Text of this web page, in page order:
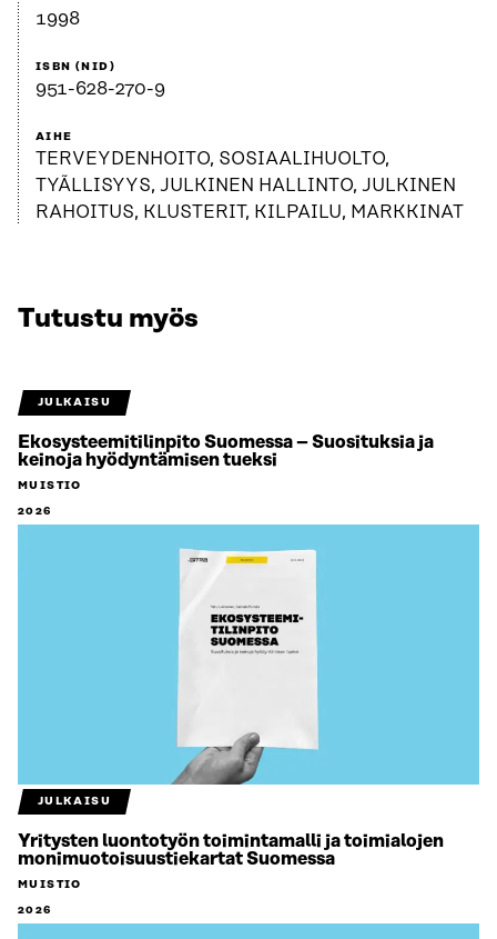
1998
ISBN (NID)
951-628-270-9
AIHE
TERVEYDENHOITO, SOSIAALIHUOLTO,
TYÃLLISYYS, JULKINEN HALLINTO, JULKINEN
RAHOITUS, KLUSTERIT, KILPAILU, MARKKINAT
Tutustu myös
JULKAISU
Ekosysteemitilinpito Suomessa – Suosituksia ja
keinoja hyödyntämisen tueksi
MUISTIO
2026
JULKAISU
Yritysten luontotyön toimintamalli ja toimialojen
monimuotoisuustiekartat Suomessa
MUISTIO
2026